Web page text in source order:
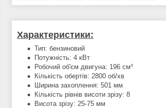
Характеристики:
Тип: бензиновий
Потужність: 4 кВт
Робочий об'єм двигуна: 196 см³
Кількість обертів: 2800 об/хв
Ширина захоплення: 501 мм
Кількість рівнів висоти зрізу: 8
Висота зрізу: 25-75 мм